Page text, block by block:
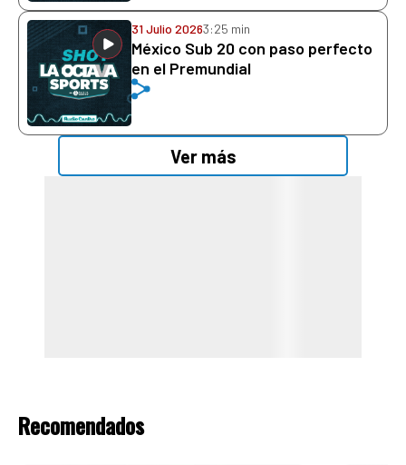
31 Julio 20263:25 min
México Sub 20 con paso perfecto
en el Premundial
Ver más
Recomendados